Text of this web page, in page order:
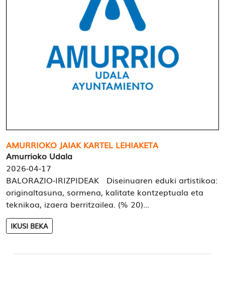
AMURRIOKO JAIAK KARTEL LEHIAKETA
Amurrioko Udala
2026-04-17
BALORAZIO-IRIZPIDEAK Diseinuaren eduki artistikoa:
originaltasuna, sormena, kalitate kontzeptuala eta
teknikoa, izaera berritzailea. (% 20)...
IKUSI BEKA